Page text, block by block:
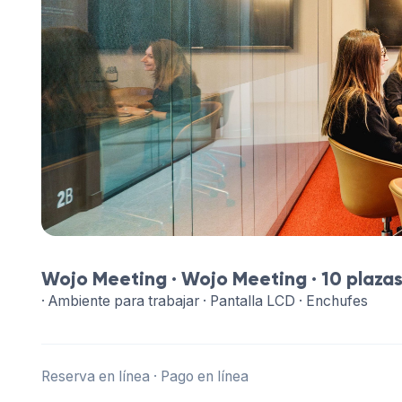
Wojo Meeting · Wojo Meeting· 10 plazas
· Ambiente para trabajar · Pantalla LCD · Enchufes
Reserva en línea · Pago en línea